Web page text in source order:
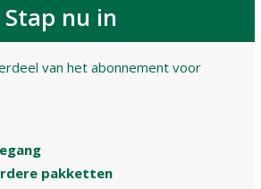
Stap nu in
van het abonnement voor
pakketten